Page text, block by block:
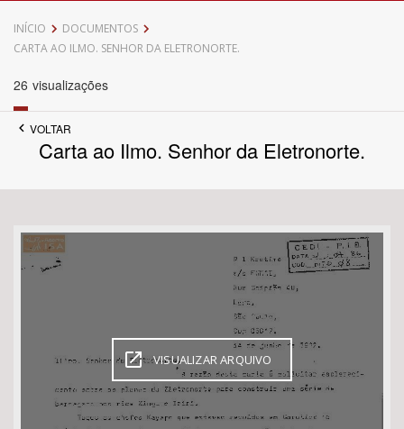
Data do Documento
Até
Bioma / Bacia
Área de Levantamento
INÍCIO
DOCUMENTOS
CARTA AO ILMO. SENHOR DA ELETRONORTE.
26 visualizações
VOLTAR
Carta ao Ilmo. Senhor da Eletronorte.
VISUALIZAR ARQUIVO